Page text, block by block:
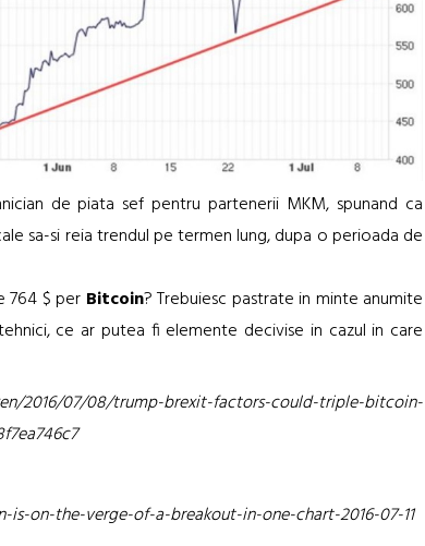
de piata sef pentru partenerii MKM, spunand ca
sa-si reia trendul pe termen lung, dupa o perioada de
764 $ per Bitcoin? Trebuiesc pastrate in minte anumite
ce ar putea fi elemente decivise in cazul in care
2016/07/08/trump-brexit-factors-could-triple-bitcoin-
on-the-verge-of-a-breakout-in-one-chart-2016-07-11